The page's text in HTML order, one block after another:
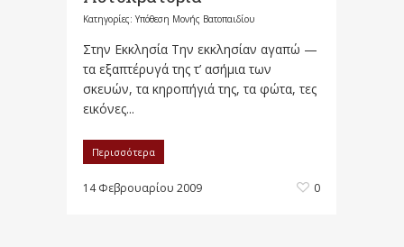
Κατηγορίες: Υπόθεση Μονής Βατοπαιδίου
Στην Εκκλησία Την εκκλησίαν αγαπώ —
τα εξαπτέρυγά της τ’ ασήμια των
σκευών, τα κηροπήγιά της, τα φώτα, τες
εικόνες...
Περισσότερα
14 Φεβρουαρίου 2009 0